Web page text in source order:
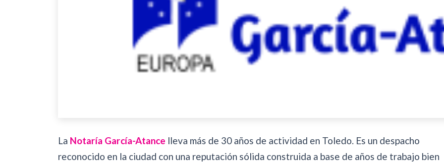
La Notaría García-Atance lleva más de 30 años de actividad en Toledo. Es un despacho
reconocido en la ciudad con una reputación sólida construida a base de años de trabajo bien